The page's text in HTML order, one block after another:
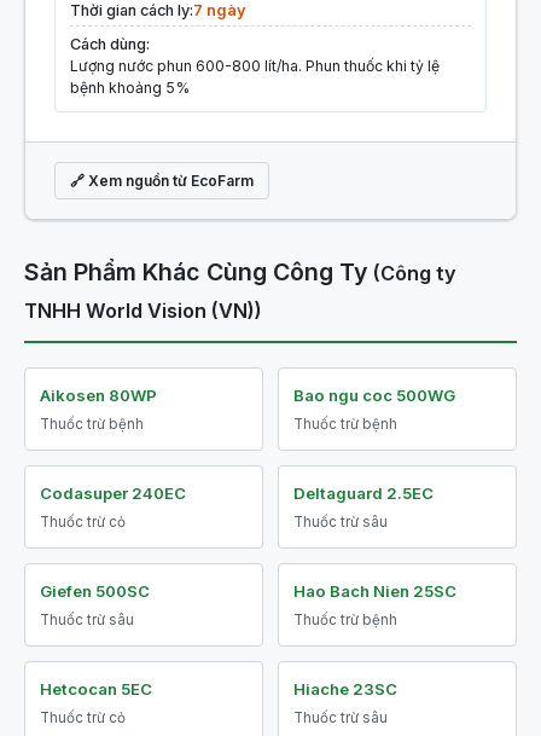
Thời gian cách ly:7 ngày
Cách dùng:
Lượng nước phun 600-800 lít/ha. Phun thuốc khi tỷ lệ
bệnh khoảng 5%
🔗 Xem nguồn từ EcoFarm
Sản Phẩm Khác Cùng Công Ty (Công ty
TNHH World Vision (VN))
Aikosen 80WP
Thuốc trừ bệnh
Bao ngu coc 500WG
Thuốc trừ bệnh
Codasuper 240EC
Thuốc trừ cỏ
Deltaguard 2.5EC
Thuốc trừ sâu
Giefen 500SC
Thuốc trừ sâu
Hao Bach Nien 25SC
Thuốc trừ bệnh
Hetcocan 5EC
Thuốc trừ cỏ
Hiache 23SC
Thuốc trừ sâu